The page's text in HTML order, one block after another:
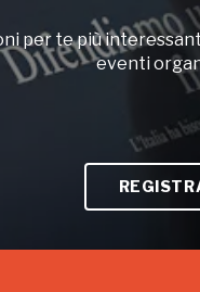
per te più
eventi